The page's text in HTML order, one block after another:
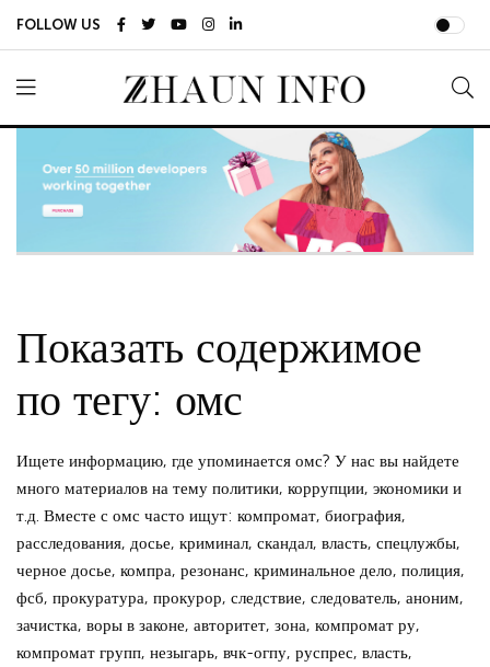
FOLLOW US
Показать содержимое
по тегу: омс
Ищете информацию, где упоминается омс? У нас вы найдете
много материалов на тему политики, коррупции, экономики и
т.д. Вместе с омс часто ищут: компромат, биография,
расследования, досье, криминал, скандал, власть, спецлужбы,
черное досье, компра, резонанс, криминальное дело, полиция,
фсб, прокуратура, прокурор, следствие, следователь, аноним,
зачистка, воры в законе, авторитет, зона, компромат ру,
компромат групп, незыгарь, вчк-огпу, руспрес, власть,